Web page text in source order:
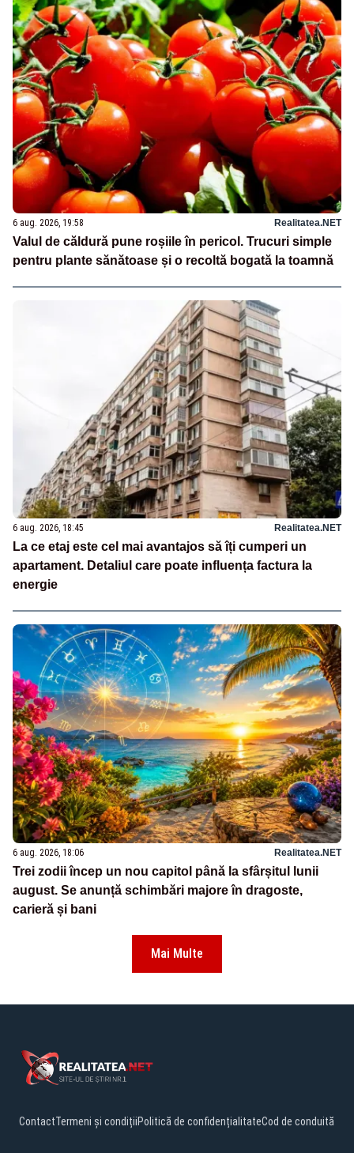
6 aug. 2026, 19:58 Realitatea.NET
Valul de căldură pune roșiile în pericol. Trucuri simple
pentru plante sănătoase și o recoltă bogată la toamnă
6 aug. 2026, 18:45 Realitatea.NET
La ce etaj este cel mai avantajos să îți cumperi un
apartament. Detaliul care poate influența factura la
energie
6 aug. 2026, 18:06 Realitatea.NET
Trei zodii încep un nou capitol până la sfârșitul lunii
august. Se anunță schimbări majore în dragoste,
carieră și bani
Mai Multe
ContactTermeni și condițiiPolitică de confidențialitateCod de conduită